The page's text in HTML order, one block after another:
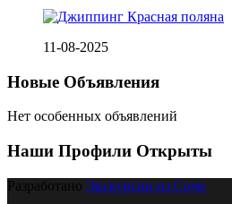
11-08-2025
Новые Объявления
Нет особенных объявлений
Наши Профили Открыты
Разработано Экскурсии из Сочи